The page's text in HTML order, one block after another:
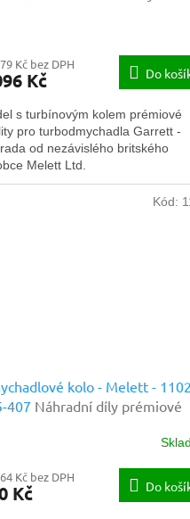
Kč bez DPH
Kč Do
s turbínovým kolem prémiové
pro turbodmychadla Garrett -
od nezávislého britského
Melett Ltd.
kolo - Melett -
407 Náhradní díly prémiové
Kč bez DPH
Kč Do
Kód: